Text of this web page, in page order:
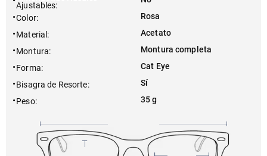
Ajustables:
Color:
Rosa
Material :
Acetato
Montura:
Montura completa
Forma:
Cat Eye
Bisagra de Resorte:
Sí
Peso: 35 g